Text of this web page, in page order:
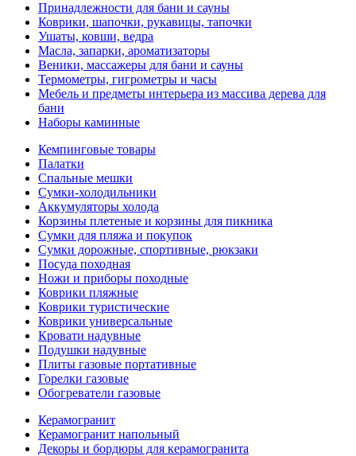
Принадлежности для бани и сауны
Коврики, шапочки, рукавицы, тапочки
Ушаты, ковши, ведра
Масла, запарки, ароматизаторы
Веники, массажеры для бани и сауны
Термометры, гигрометры и часы
Мебель и предметы интерьера из массива дерева для
бани
Наборы каминные
Кемпинговые товары
Палатки
Спальные мешки
Сумки-холодильники
Аккумуляторы холода
Корзины плетеные и корзины для пикника
Сумки для пляжа и покупок
Сумки дорожные, спортивные, рюкзаки
Посуда походная
Ножи и приборы походные
Коврики пляжные
Коврики туристические
Коврики универсальные
Кровати надувные
Подушки надувные
Плиты газовые портативные
Горелки газовые
Обогреватели газовые
Керамогранит
Керамогранит напольный
Декоры и бордюры для керамогранита